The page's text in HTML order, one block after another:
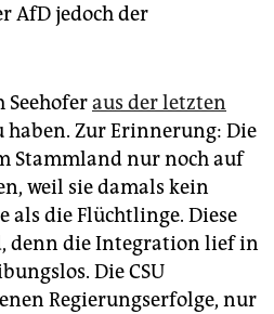
AfD jedoch der
Seehoferaus der letzten
haben. Zur Erinnerung: Die
Stammland nur noch auf
weil sie damals kein
als die Flüchtlinge. Diese
denn die Integration lief in
Die CSU
Regierungserfolge, nur